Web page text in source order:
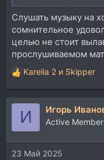
Слушать музыку на
сомнительное
целью не стоит
прослушиваемом
Р
е
а
и
и
:
Karelia 2 и Skipper
И Игорь
Active Member
23 Май 2025